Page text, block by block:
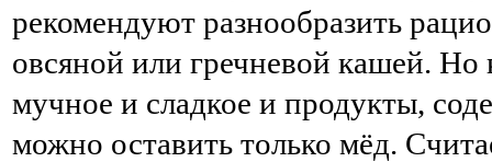
рекомендуют разнообразить
овсяной или гречневой кашей. Но
мучное и сладкое и продукты,
можно оставить только мёд.